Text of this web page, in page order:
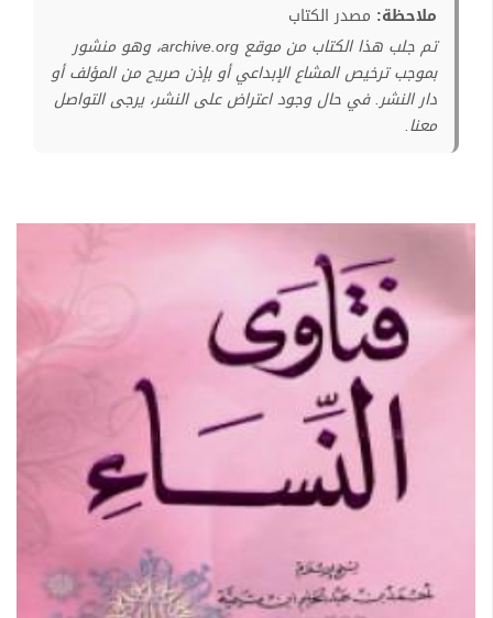
ملاحظة: مصدر الكتاب
تم جلب هذا الكتاب من موقع archive.org، وهو منشور
بموجب ترخيص المشاع الإبداعي أو بإذن صريح من المؤلف أو
دار النشر. في حال وجود اعتراض على النشر، يرجى التواصل
معنا.